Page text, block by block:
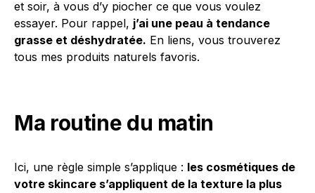
et soir, à vous d’y piocher ce que vous voulez
essayer. Pour rappel, j’ai une peau à tendance
grasse et déshydratée. En liens, vous trouverez
tous mes produits naturels favoris.
Ma routine du matin
Ici, une règle simple s’applique : les cosmétiques de
votre skincare s’appliquent de la texture la plus